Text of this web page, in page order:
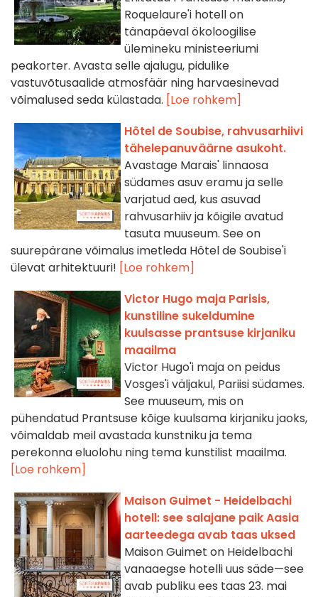
Roquelaure'i hotell on
tänapäeval ökoloogilise
ülemineku ministeeriumi
peakorter. Avasta selle ajalugu, pidulike
vastuvõtusaalide atmosfäär ning harvaesinevad
võimalused seda külastada. [Loe rohkem]
Hôtel de Soubise, rahvusarhiivi
tähelepanuväärne asukoht.
Avastage Marais' linnaosa
südames asuv eramu ja selle
varjatud aed, kus asuvad
rahvusarhiiv ja kõigile avatud
tasuta muuseum. See on
suurepärane võimalus imetleda Hôtel de Soubise'i
ülevat arhitektuuri! [Loe rohkem]
Victor Hugo maja Parisis,
kunstiline sukeldumine
kuulsasse prantsuse kirjaniku
maailma
Victor Hugo'i maja on peidus
Vosges'i väljakul, Pariisi südames.
See muuseum, mis on
pühendatud Prantsuse kõige kuulsama kirjaniku jaoks,
võimaldab meil avastada kunstniku ja tema
perekonna eluolohu ning tema kunstilist maailma.
[Loe rohkem]
Maison Guimet - Heidelbachi
hotell: see salajane paik Aasia
aarteedega avab taas uksed
Maison Guimet on Heidelbachi
vanaaegse hotelli uus säde—see
avab publiku ees taas 23. mai